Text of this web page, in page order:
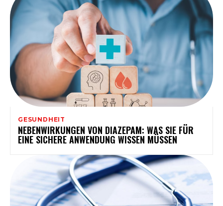
GESUNDHEIT
NEBENWIRKUNGEN VON DIAZEPAM: WAS SIE FÜR
EINE SICHERE ANWENDUNG WISSEN MÜSSEN